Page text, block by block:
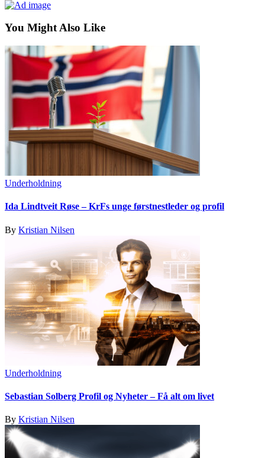
You Might Also Like
Underholdning
Ida Lindtveit Røse – KrFs unge førstnestleder og profil
By Kristian Nilsen
Underholdning
Sebastian Solberg Profil og Nyheter – Få alt om livet
By Kristian Nilsen